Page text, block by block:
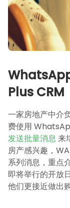
Plus CRM
一家房地产中介
费使用
发送批量消息来
房产感兴趣，
系列消息，重点
即将举行的开放
他们更接近做出